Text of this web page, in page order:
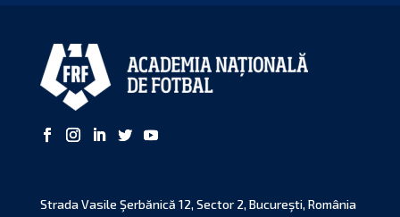
Strada Vasile Şerbănică 12, Sector 2, Bucureşti, România